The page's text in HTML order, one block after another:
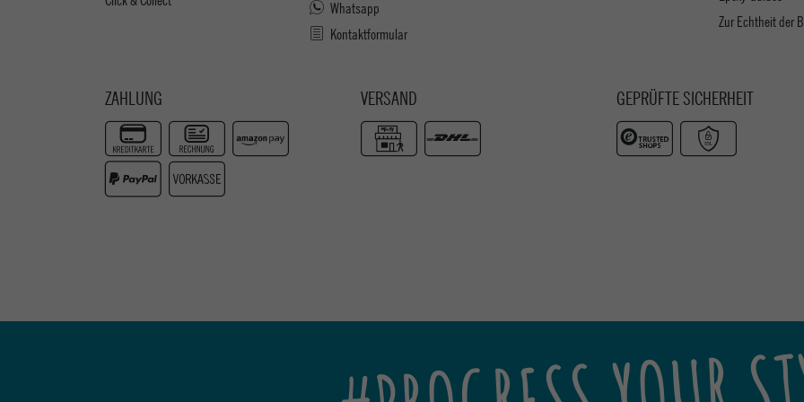
Whatsapp
Kontaktformular
Zur Echtheit der
ZAHLUNG VERSAND GEPRÜFTE SICHERHEIT